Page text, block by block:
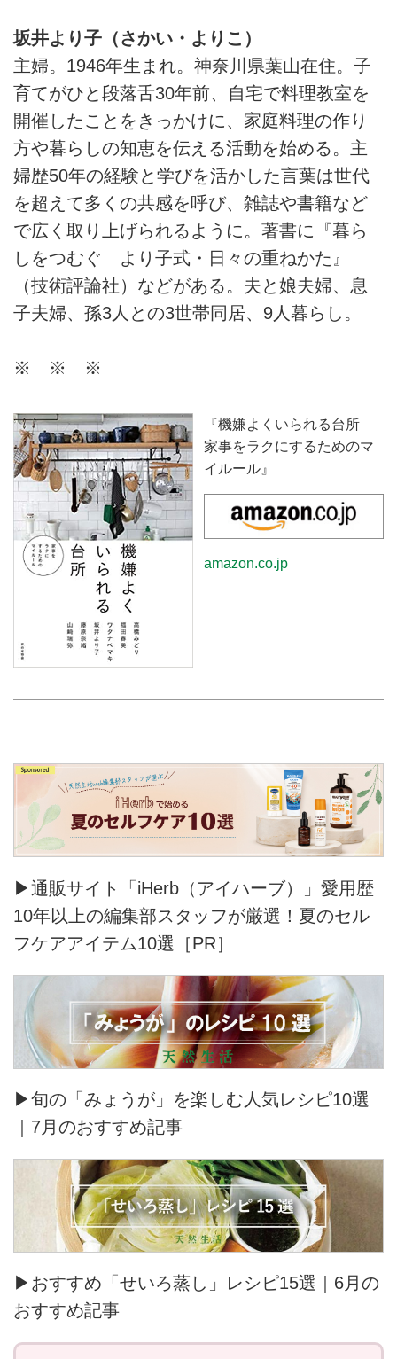
坂井より子（さかい・よりこ）
主婦。1946年生まれ。神奈川県葉山在住。子
育てがひと段落舌30年前、自宅で料理教室を
開催したことをきっかけに、家庭料理の作り
方や暮らしの知恵を伝える活動を始める。主
婦歴50年の経験と学びを活かした言葉は世代
を超えて多くの共感を呼び、雑誌や書籍など
で広く取り上げられるように。著書に『暮ら
しをつむぐ より子式・日々の重ねかた』
（技術評論社）などがある。夫と娘夫婦、息
子夫婦、孫3人との3世帯同居、9人暮らし。
※ ※ ※
『機嫌よくいられる台所
家事をラクにするためのマ
イルール』
amazon.co.jp
▶通販サイト「iHerb（アイハーブ）」愛用歴
10年以上の編集部スタッフが厳選！夏のセル
フケアアイテム10選［PR］
▶旬の「みょうが」を楽しむ人気レシピ10選
｜7月のおすすめ記事
▶おすすめ「せいろ蒸し」レシピ15選｜6月の
おすすめ記事